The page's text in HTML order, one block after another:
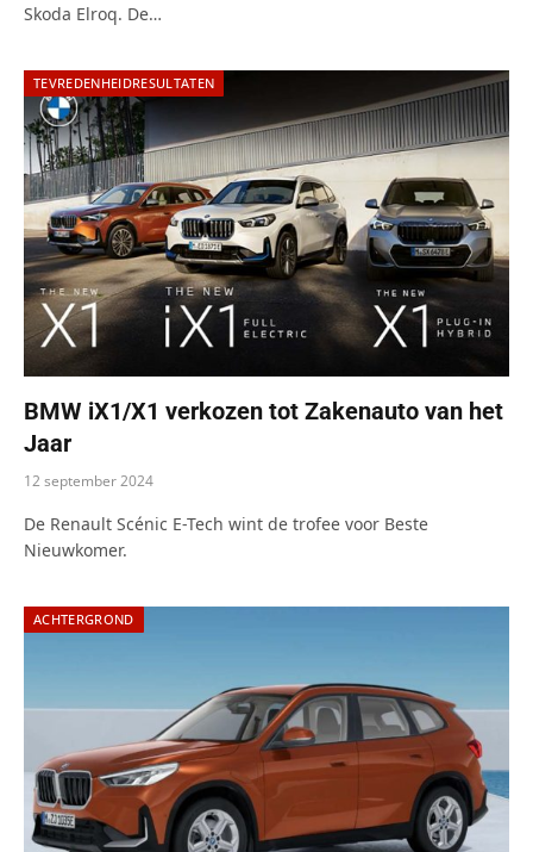
Skoda Elroq. De…
TEVREDENHEIDRESULTATEN
BMW iX1/X1 verkozen tot Zakenauto van het
Jaar
12 september 2024
De Renault Scénic E-Tech wint de trofee voor Beste
Nieuwkomer.
ACHTERGROND